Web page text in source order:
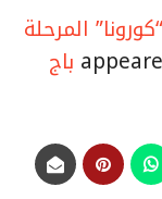
المرحلة
باج